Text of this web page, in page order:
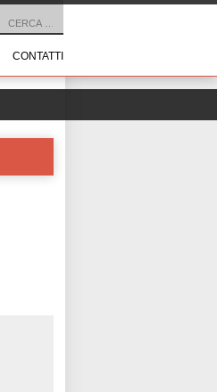
CONTATTI